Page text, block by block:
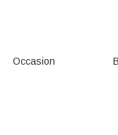
Occasion